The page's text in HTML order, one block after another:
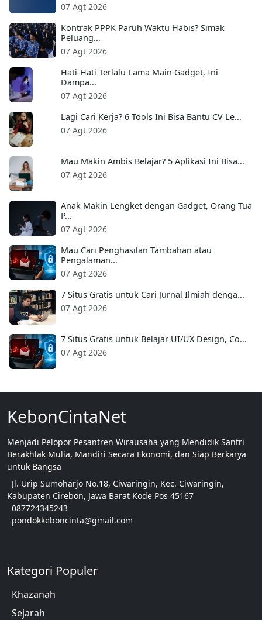
07 Agt 2026
Kontrak PPPK Paruh Waktu Habis? Simak
Peluang...
07 Agt 2026
Hati-Hati Terlalu Lama Main Gadget, Ini
Dampa...
07 Agt 2026
Lagi Cari Kerja? 6 Tools Ini Bisa Bantu CV Le...
07 Agt 2026
Mau Makin Ambis Belajar? 5 Aplikasi Ini Bisa...
07 Agt 2026
Anak Makin Lengket dengan Gadget, Orang Tua
P...
07 Agt 2026
Mau Cari Penghasilan Tambahan atau
Pengalaman...
07 Agt 2026
7 Situs Gratis untuk Cari Jurnal Ilmiah denga...
07 Agt 2026
7 Situs Gratis untuk Belajar UI/UX Design, Co...
07 Agt 2026
KebonCintaNet
Menjadi Pelopor Pesantren Wirausaha yang Mendidik Santri
Berakhlak Mulia, Mandiri Secara Ekonomi, dan Siap Berkarya
untuk Bangsa
Jl. Urip Sumoharjo No.18, Ciwaringin, Kec. Ciwaringin,
Kabupaten Cirebon, Jawa Barat Kode Pos 45167
087724345243
pondokkeboncinta@gmail.com
Kategori Populer
Khazanah
Sejarah